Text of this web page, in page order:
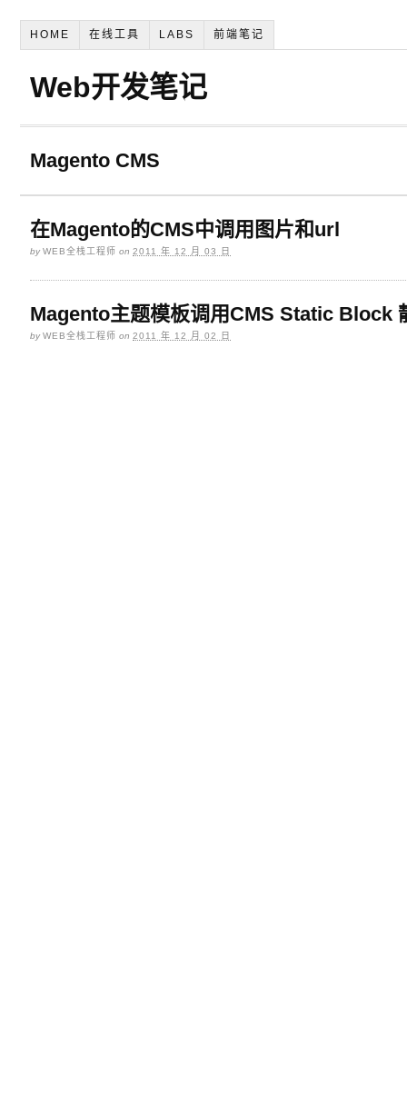
HOME 在线工具 LABS 前端笔记
Web开发笔记
Magento CMS
在Magento的CMS中调用图片和url
byWEB全栈工程师 on 2011 年 12 月 03 日
Magento主题模板调用CMS Static Block
byWEB全栈工程师 on 2011 年 12 月 02 日